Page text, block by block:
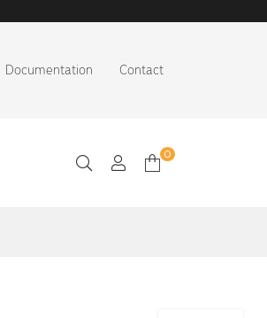
Documentation Contact
0